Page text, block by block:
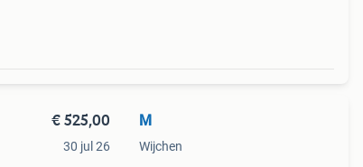
€ 525,00
30 jul 26
M
Wijchen